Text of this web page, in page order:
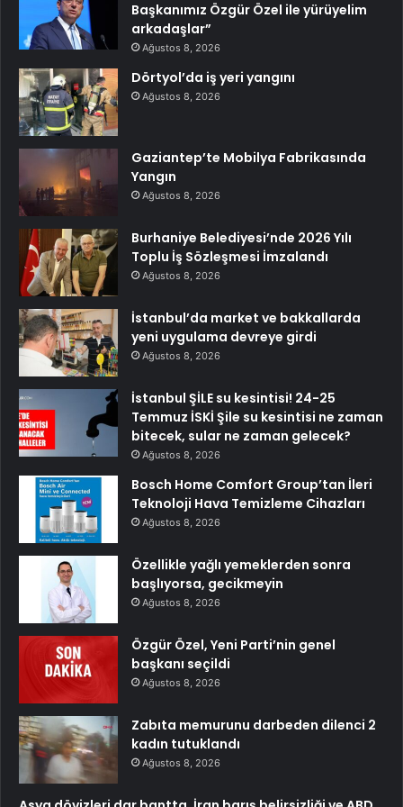
Başkanımız Özgür Özel ile yürüyelim
arkadaşlar”
Ağustos 8, 2026
Dörtyol’da iş yeri yangını
Ağustos 8, 2026
Gaziantep’te Mobilya Fabrikasında
Yangın
Ağustos 8, 2026
Burhaniye Belediyesi’nde 2026 Yılı
Toplu İş Sözleşmesi İmzalandı
Ağustos 8, 2026
İstanbul’da market ve bakkallarda
yeni uygulama devreye girdi
Ağustos 8, 2026
İstanbul ŞİLE su kesintisi! 24-25
Temmuz İSKİ Şile su kesintisi ne zaman
bitecek, sular ne zaman gelecek?
Ağustos 8, 2026
Bosch Home Comfort Group’tan İleri
Teknoloji Hava Temizleme Cihazları
Ağustos 8, 2026
Özellikle yağlı yemeklerden sonra
başlıyorsa, gecikmeyin
Ağustos 8, 2026
Özgür Özel, Yeni Parti’nin genel
başkanı seçildi
Ağustos 8, 2026
Zabıta memurunu darbeden dilenci 2
kadın tutuklandı
Ağustos 8, 2026